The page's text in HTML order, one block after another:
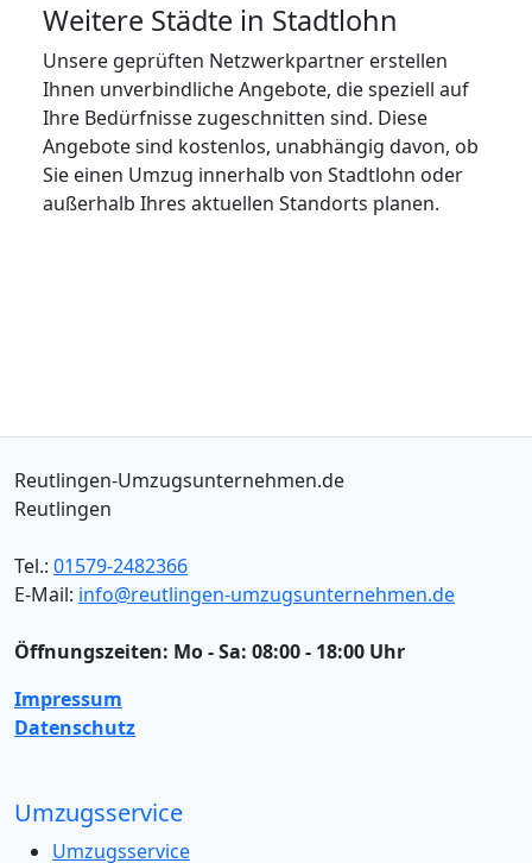
Weitere Städte in Stadtlohn
Unsere geprüften Netzwerkpartner erstellen
Ihnen unverbindliche Angebote, die speziell auf
Ihre Bedürfnisse zugeschnitten sind. Diese
Angebote sind kostenlos, unabhängig davon, ob
Sie einen Umzug innerhalb von Stadtlohn oder
außerhalb Ihres aktuellen Standorts planen.
Reutlingen-Umzugsunternehmen.de
Reutlingen
Tel.: 01579-2482366
E-Mail: info@reutlingen-umzugsunternehmen.de
Öffnungszeiten: Mo - Sa: 08:00 - 18:00 Uhr
Impressum
Datenschutz
Umzugsservice
Umzugsservice